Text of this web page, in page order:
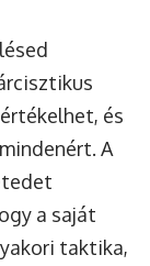
és
A
a saját
taktika,